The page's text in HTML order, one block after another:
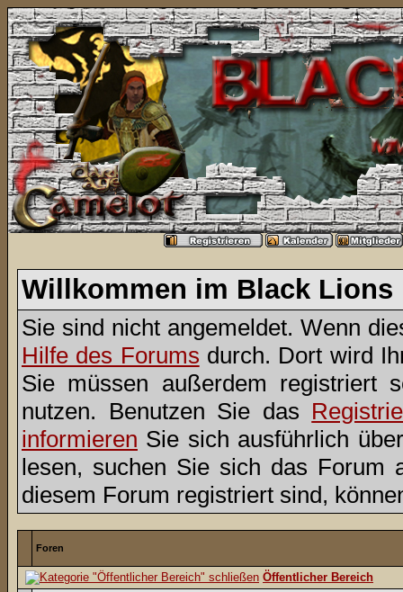
Willkommen im Black Lions
Sie sind nicht angemeldet. Wenn
Hilfe des Forums durch. Dort wird
Sie müssen außerdem registriert
nutzen. Benutzen Sie das
informieren Sie sich ausführlich
lesen, suchen Sie sich das Forum
diesem Forum registriert sind,
Foren
Öffentlicher Bereich